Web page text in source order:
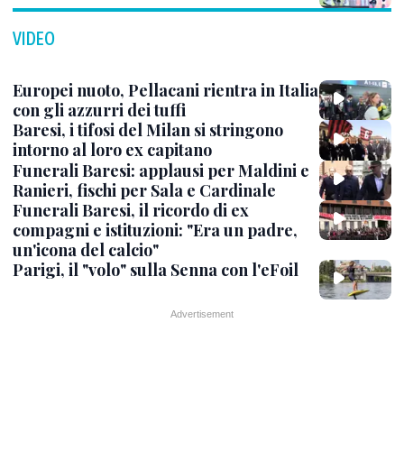
VIDEO
Europei nuoto, Pellacani rientra in Italia
con gli azzurri dei tuffi
Baresi, i tifosi del Milan si stringono
intorno al loro ex capitano
Funerali Baresi: applausi per Maldini e
Ranieri, fischi per Sala e Cardinale
Funerali Baresi, il ricordo di ex
compagni e istituzioni: "Era un padre,
un'icona del calcio"
Parigi, il "volo" sulla Senna con l'eFoil